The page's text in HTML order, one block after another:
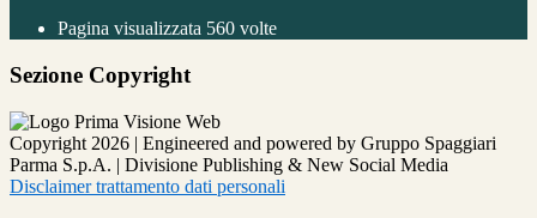
Pagina visualizzata 560 volte
Sezione Copyright
Copyright 2026 | Engineered and powered by Gruppo Spaggiari
Parma S.p.A. | Divisione Publishing & New Social Media
Disclaimer trattamento dati personali